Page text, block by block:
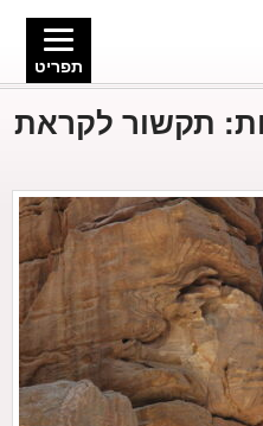
תקשור לקראת
תפריט